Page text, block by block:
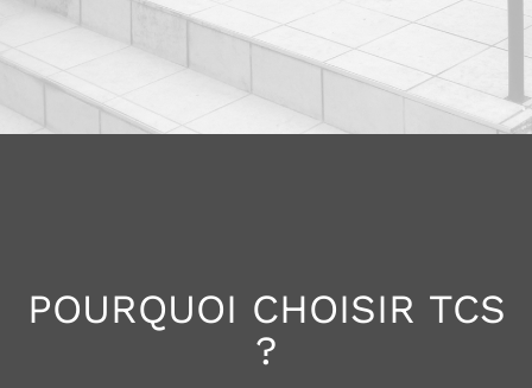
POURQUOI CHOISIR TCS
?